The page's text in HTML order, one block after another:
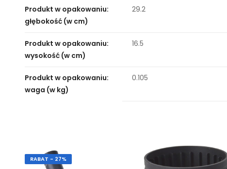
Produkt w opakowaniu:
głębokość (w cm)
29.2
Produkt w opakowaniu:
wysokość (w cm)
16.5
Produkt w opakowaniu:
waga (w kg)
0.105
RABAT - 27%